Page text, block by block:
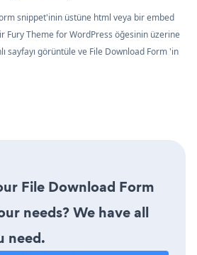
snippet'inin üstüne html veya bir embed
Fury Theme for WordPress öğesinin üzerine
sayfayı görüntüle ve File Download Form 'in
File Download Form
needs? We have all
need.